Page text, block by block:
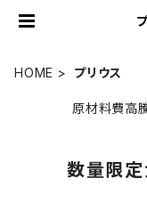
HOME プリウス
原材料費高
数量限定